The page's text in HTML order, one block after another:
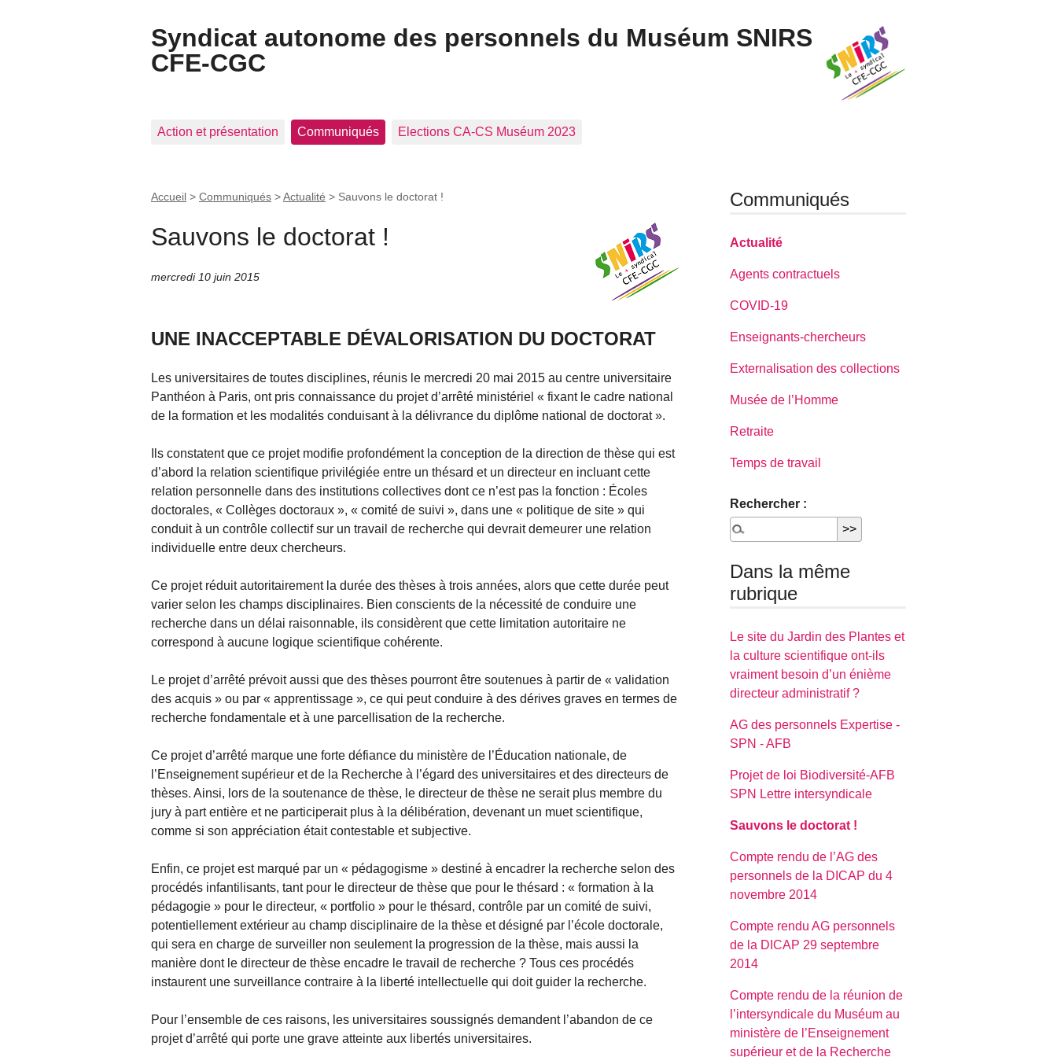
Syndicat autonome des personnels du Muséum SNIRS
CFE-CGC
Action et présentation Communiqués Elections CA-CS Muséum 2023
Accueil > Communiqués >Actualité > Sauvons le doctorat !
Sauvons le doctorat !
mercredi 10 juin 2015
UNE INACCEPTABLE DÉVALORISATION DU DOCTORAT
Les universitaires de toutes disciplines, réunis le mercredi 20 mai 2015 au centre universitaire
Panthéon à Paris, ont pris connaissance du projet d’arrêté ministériel « fixant le cadre national
de la formation et les modalités conduisant à la délivrance du diplôme national de doctorat ».
Ils constatent que ce projet modifie profondément la conception de la direction de thèse qui est
d’abord la relation scientifique privilégiée entre un thésard et un directeur en incluant cette
relation personnelle dans des institutions collectives dont ce n’est pas la fonction : Écoles
doctorales, « Collèges doctoraux », « comité de suivi », dans une « politique de site » qui
conduit à un contrôle collectif sur un travail de recherche qui devrait demeurer une relation
individuelle entre deux chercheurs.
Ce projet réduit autoritairement la durée des thèses à trois années, alors que cette durée peut
varier selon les champs disciplinaires. Bien conscients de la nécessité de conduire une
recherche dans un délai raisonnable, ils considèrent que cette limitation autoritaire ne
correspond à aucune logique scientifique cohérente.
Le projet d’arrêté prévoit aussi que des thèses pourront être soutenues à partir de « validation
des acquis » ou par « apprentissage », ce qui peut conduire à des dérives graves en termes de
recherche fondamentale et à une parcellisation de la recherche.
Ce projet d’arrêté marque une forte défiance du ministère de l’Éducation nationale, de
l’Enseignement supérieur et de la Recherche à l’égard des universitaires et des directeurs de
thèses. Ainsi, lors de la soutenance de thèse, le directeur de thèse ne serait plus membre du
jury à part entière et ne participerait plus à la délibération, devenant un muet scientifique,
comme si son appréciation était contestable et subjective.
Enfin, ce projet est marqué par un « pédagogisme » destiné à encadrer la recherche selon des
procédés infantilisants, tant pour le directeur de thèse que pour le thésard : « formation à la
pédagogie » pour le directeur, « portfolio » pour le thésard, contrôle par un comité de suivi,
potentiellement extérieur au champ disciplinaire de la thèse et désigné par l’école doctorale,
qui sera en charge de surveiller non seulement la progression de la thèse, mais aussi la
manière dont le directeur de thèse encadre le travail de recherche ? Tous ces procédés
instaurent une surveillance contraire à la liberté intellectuelle qui doit guider la recherche.
Pour l’ensemble de ces raisons, les universitaires soussignés demandent l’abandon de ce
projet d’arrêté qui porte une grave atteinte aux libertés universitaires.
Communiqués
Actualité
Agents contractuels
COVID-19
Enseignants-chercheurs
Externalisation des collections
Musée de l’Homme
Retraite
Temps de travail
Rechercher :
Dans la même
rubrique
Le site du Jardin des Plantes et
la culture scientifique ont-ils
vraiment besoin d’un énième
directeur administratif ?
AG des personnels Expertise -
SPN - AFB
Projet de loi Biodiversité-AFB
SPN Lettre intersyndicale
Sauvons le doctorat !
Compte rendu de l’AG des
personnels de la DICAP du 4
novembre 2014
Compte rendu AG personnels
de la DICAP 29 septembre
2014
Compte rendu de la réunion de
l’intersyndicale du Muséum au
ministère de l’Enseignement
supérieur et de la Recherche